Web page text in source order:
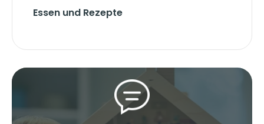
Essen und Rezepte